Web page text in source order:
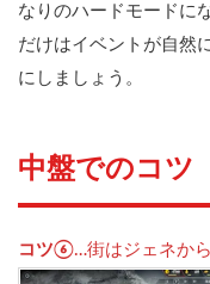
なりのハードモードに
だけはイベントが自然
にしましょう。
中盤でのコツ
コツ⑥…街はジェネか